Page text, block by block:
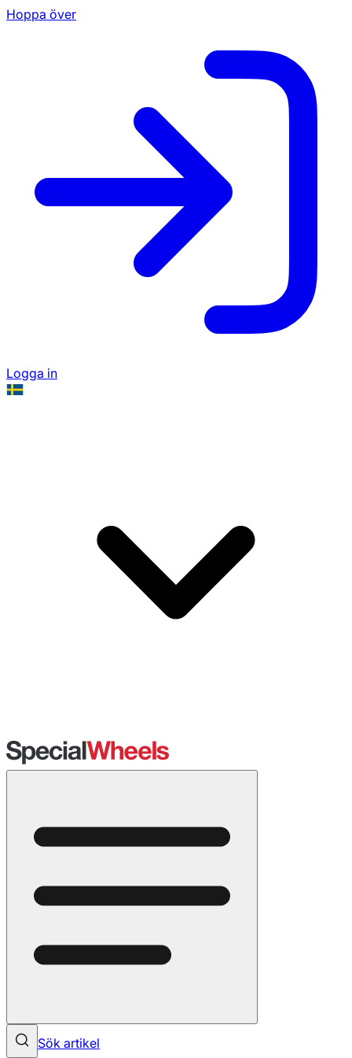
Hoppa över
Logga in
Sök artikel